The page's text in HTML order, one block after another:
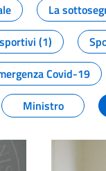
La
(1)
Covid-19
Ministro